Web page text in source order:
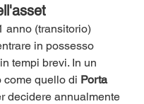
anno (transitorio)
in possesso
tempi brevi. In un
come quello di Porta
decidere annualmente